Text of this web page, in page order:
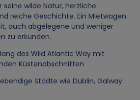
wilde Natur, herzliche
reiche Geschichte. Ein Mietwagen
auch abgelegene und weniger
zu erkunden.
des Wild Atlantic Way mit
Küstenabschnitten
Städte wie Dublin, Galway